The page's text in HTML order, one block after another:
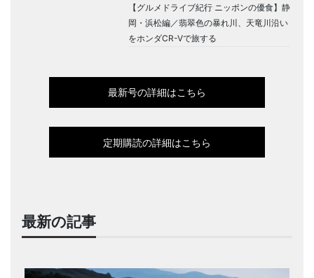
【グルメドライブ紀行 ニッポンの優食】静
岡・浜松編／翡翠色の暴れ川、天竜川沿い
をホンダCR-Vで旅する
最新号の詳細はこちら
定期購読の詳細はこちら
最新の記事